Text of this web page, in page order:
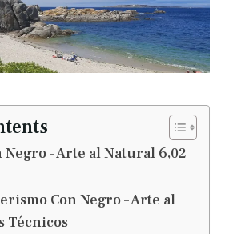
Negro – Arte al Natural 6,02
Con Negro – Arte al
Técnicos